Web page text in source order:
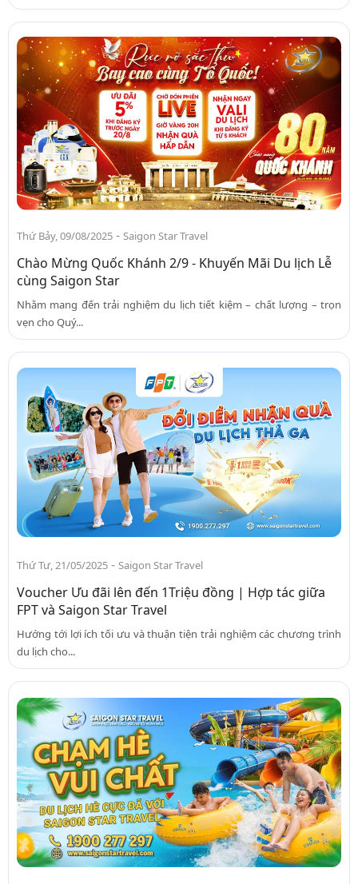
Thứ Bảy, 09/08/2025 - Saigon Star Travel
Chào Mừng Quốc Khánh 2/9 - Khuyến Mãi Du lịch Lễ
cùng Saigon Star
Nhằm mang đến trải nghiệm du lịch tiết kiệm – chất lượng – trọn
vẹn cho Quý...
Thứ Tư, 21/05/2025 - Saigon Star Travel
Voucher Ưu đãi lên đến 1Triệu đồng | Hợp tác giữa
FPT và Saigon Star Travel
Hướng tới lợi ích tối ưu và thuận tiện trải nghiệm các chương trình
du lịch cho...